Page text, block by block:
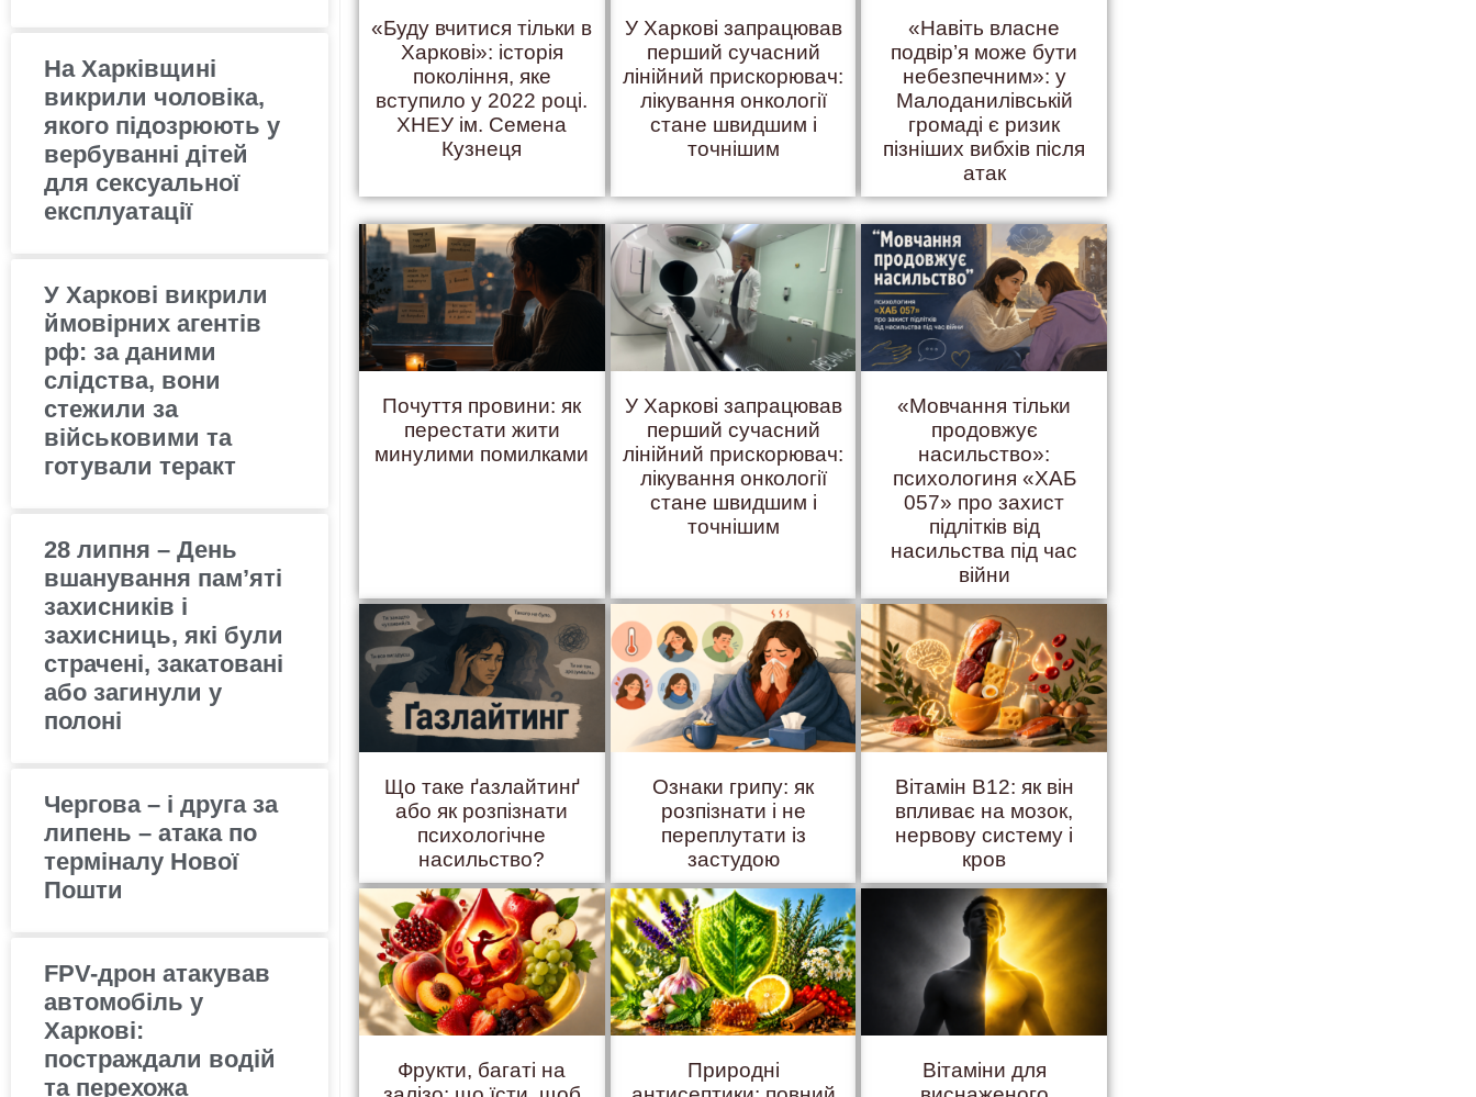
На Харківщині
викрили чоловіка,
якого підозрюють у
вербуванні дітей
для сексуальної
експлуатації
У Харкові викрили
ймовірних агентів
рф: за даними
слідства, вони
стежили за
військовими та
готували теракт
28 липня – День
вшанування пам’яті
захисників і
захисниць, які були
страчені, закатовані
або загинули у
полоні
Чергова – і друга за
липень – атака по
терміналу Нової
Пошти
FPV-дрон атакував
автомобіль у
Харкові:
постраждали водій
та перехожа
«Буду вчитися тільки в
Харкові»: історія
покоління, яке
вступило у 2022 році.
ХНЕУ ім. Семена
Кузнеця
У Харкові запрацював
перший сучасний
лінійний прискорювач:
лікування онкології
стане швидшим і
точнішим
«Навіть власне
подвір’я може бути
небезпечним»: у
Малоданилівській
громаді є ризик
пізніших вибхів після
атак
Почуття провини: як
перестати жити
минулими помилками
У Харкові запрацював
перший сучасний
лінійний прискорювач:
лікування онкології
стане швидшим і
точнішим
«Мовчання тільки
продовжує
насильство»:
психологиня «ХАБ
057» про захист
підлітків від
насильства під час
війни
Що таке ґазлайтинґ
або як розпізнати
психологічне
насильство?
Ознаки грипу: як
розпізнати і не
переплутати із
застудою
Вітамін B12: як він
впливає на мозок,
нервову систему і
кров
Фрукти, багаті на
Природні
Вітаміни для